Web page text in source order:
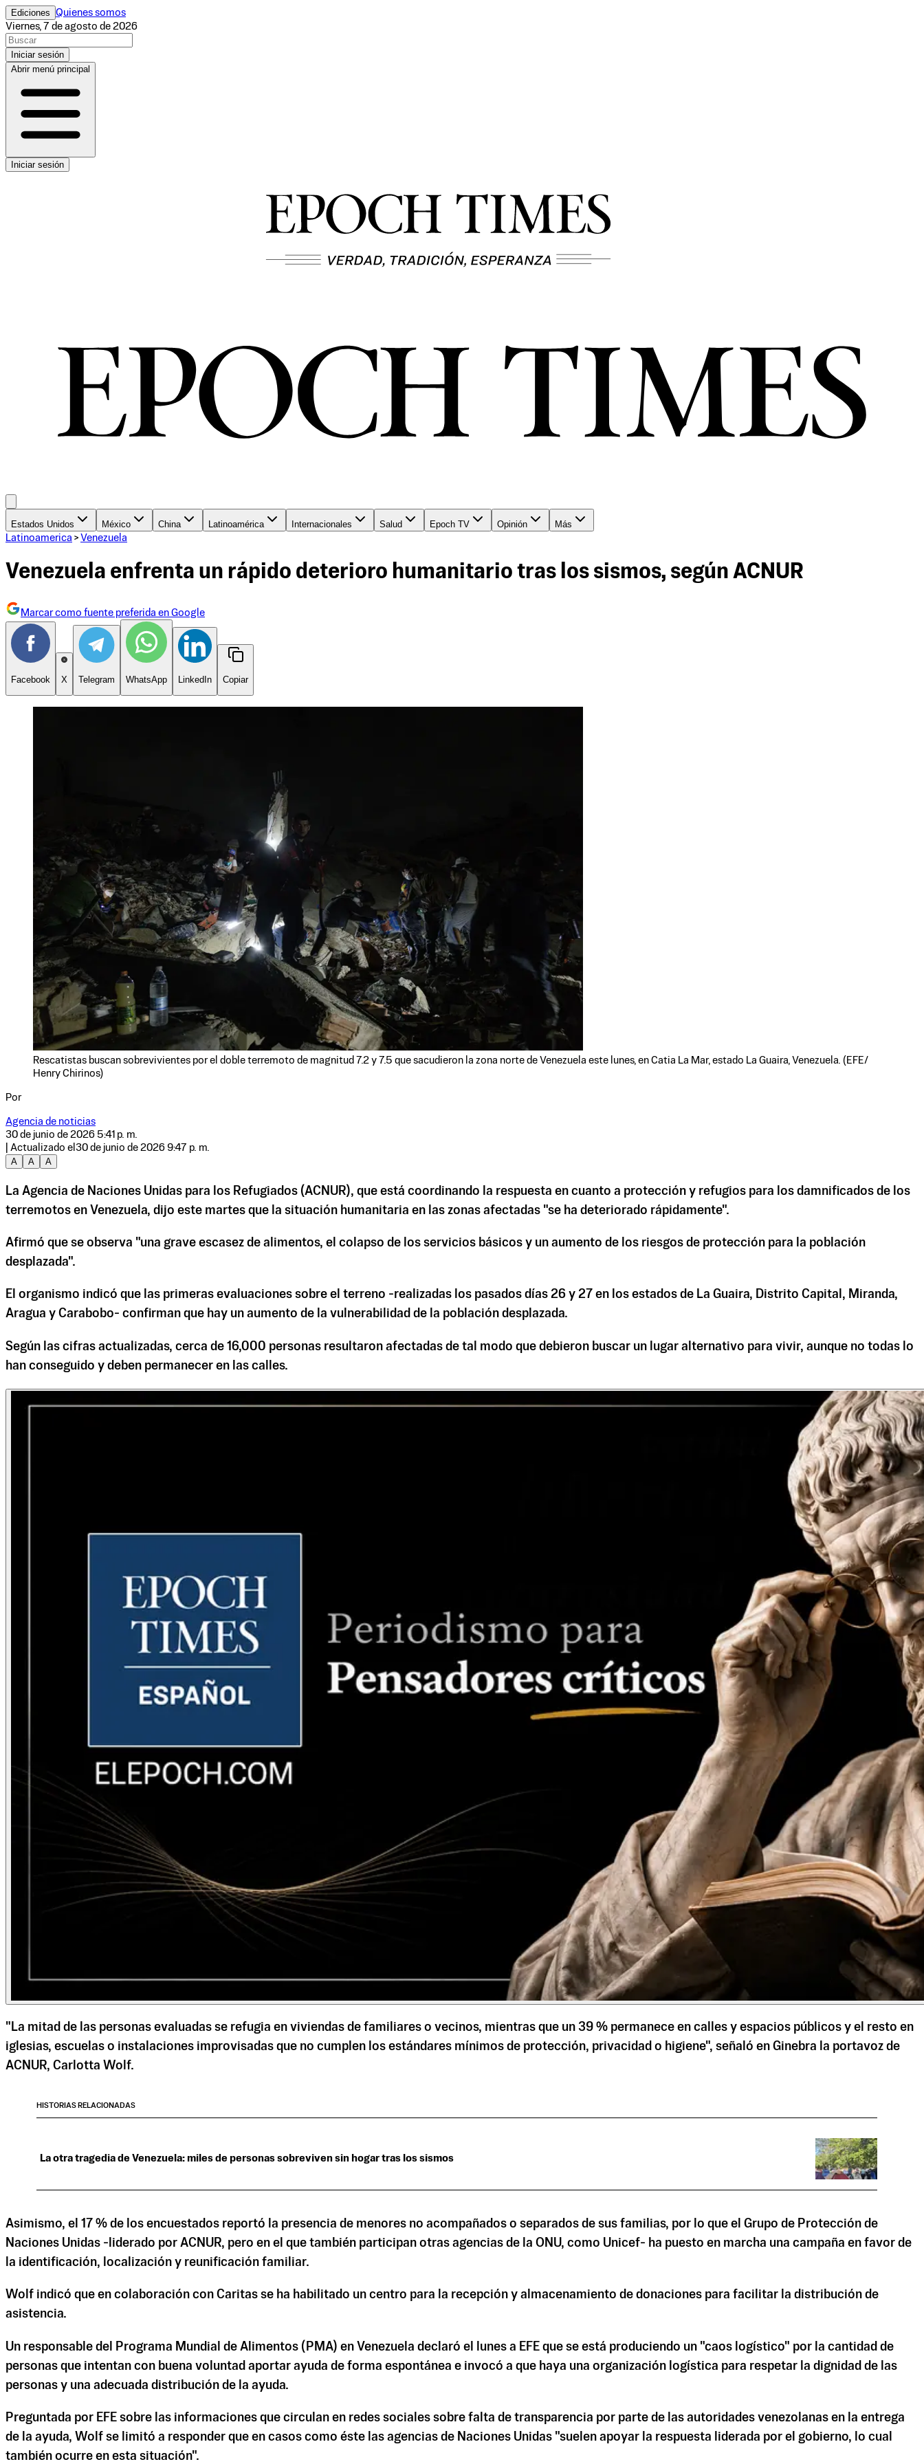
Ediciones Quienes somos
Viernes, 7 de agosto de 2026
Iniciar sesión
Abrir menú principal
Iniciar sesión
Estados Unidos México China Latinoamérica Internacionales Salud Epoch TV Opinión
Más
Latinoamerica > Venezuela
Venezuela enfrenta un rápido deterioro humanitario tras los sismos, según ACNUR
Marcar como fuente preferida en Google
Facebook X Telegram WhatsApp LinkedIn Copiar
Rescatistas buscan sobrevivientes por el doble terremoto de magnitud 7.2 y 7.5 que sacudieron la zona norte de Venezuela este lunes, en Catia La Mar, estado La Guaira, Venezuela. (EFE/
Henry Chirinos)
Por
Agencia de noticias
30 de junio de 2026 5:41 p. m.
| Actualizado el 30 de junio de 2026 9:47 p. m.
A
A A
La Agencia de Naciones Unidas para los Refugiados (ACNUR), que está coordinando la respuesta en cuanto a protección y refugios para los damnificados de los
terremotos en Venezuela, dijo este martes que la situación humanitaria en las zonas afectadas "se ha deteriorado rápidamente".
Afirmó que se observa "una grave escasez de alimentos, el colapso de los servicios básicos y un aumento de los riesgos de protección para la población
desplazada".
El organismo indicó que las primeras evaluaciones sobre el terreno -realizadas los pasados días 26 y 27 en los estados de La Guaira, Distrito Capital, Miranda,
Aragua y Carabobo- confirman que hay un aumento de la vulnerabilidad de la población desplazada.
Según las cifras actualizadas, cerca de 16,000 personas resultaron afectadas de tal modo que debieron buscar un lugar alternativo para vivir, aunque no todas lo
han conseguido y deben permanecer en las calles.
"La mitad de las personas evaluadas se refugia en viviendas de familiares o vecinos, mientras que un 39 % permanece en calles y espacios públicos y el resto en
iglesias, escuelas o instalaciones improvisadas que no cumplen los estándares mínimos de protección, privacidad o higiene", señaló en Ginebra la portavoz de
ACNUR, Carlotta Wolf.
HISTORIAS RELACIONADAS
La otra tragedia de Venezuela: miles de personas sobreviven sin hogar tras los sismos
Asimismo, el 17 % de los encuestados reportó la presencia de menores no acompañados o separados de sus familias, por lo que el Grupo de Protección de
Naciones Unidas -liderado por ACNUR, pero en el que también participan otras agencias de la ONU, como Unicef- ha puesto en marcha una campaña en favor de
la identificación, localización y reunificación familiar.
Wolf indicó que en colaboración con Caritas se ha habilitado un centro para la recepción y almacenamiento de donaciones para facilitar la distribución de
asistencia.
Un responsable del Programa Mundial de Alimentos (PMA) en Venezuela declaró el lunes a EFE que se está produciendo un "caos logístico" por la cantidad de
personas que intentan con buena voluntad aportar ayuda de forma espontánea e invocó a que haya una organización logística para respetar la dignidad de las
personas y una adecuada distribución de la ayuda.
Preguntada por EFE sobre las informaciones que circulan en redes sociales sobre falta de transparencia por parte de las autoridades venezolanas en la entrega
de la ayuda, Wolf se limitó a responder que en casos como éste las agencias de Naciones Unidas "suelen apoyar la respuesta liderada por el gobierno, lo cual
también ocurre en esta situación".